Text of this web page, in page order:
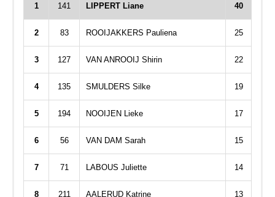
1 141 LIPPERT Liane 40
2 83 ROOIJAKKERS Pauliena 25
3 127 VAN ANROOIJ Shirin 22
4 135 SMULDERS Silke 19
5 194 NOOIJEN Lieke 17
6 56 VAN DAM Sarah 15
7 71 LABOUS Juliette 14
8 211 AALERUD Katrine 13